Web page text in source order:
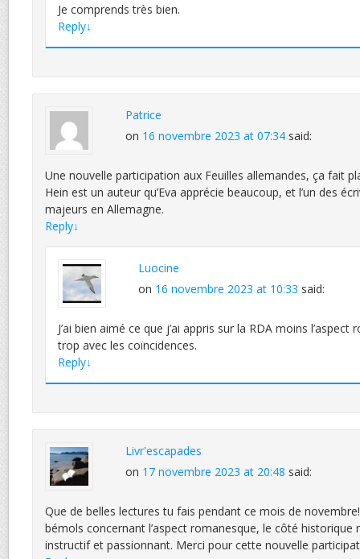
Je comprends très bien.
Reply↓
Patrice
on 16 novembre 2023 at 07:34 said:
Une nouvelle participation aux Feuilles allemandes, ça fait
Hein est un auteur qu’Eva apprécie beaucoup, et l’un des
majeurs en Allemagne.
Reply↓
Luocine
on 16 novembre 2023 at 10:33 said:
J’ai bien aimé ce que j’ai appris sur la RDA moins
trop avec les coïncidences.
Reply↓
Livr'escapades
on 17 novembre 2023 at 20:48 said:
Que de belles lectures tu fais pendant ce mois de
bémols concernant l’aspect romanesque, le côté historique
instructif et passionnant. Merci pour cette nouvelle